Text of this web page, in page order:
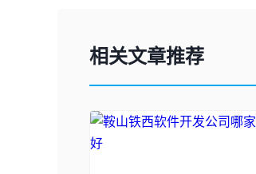
相关文章推荐